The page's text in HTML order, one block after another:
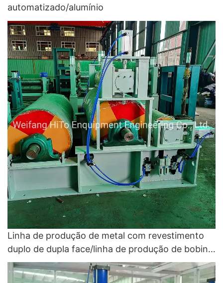
automatizado/alumínio
Linha de produção de metal com revestimento
duplo de dupla face/linha de produção de bobina
- máquina de laminação e linha de revestimento
de cores